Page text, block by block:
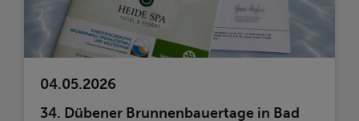
04.05.2026
34. Dübener Brunnenbauertage in Bad